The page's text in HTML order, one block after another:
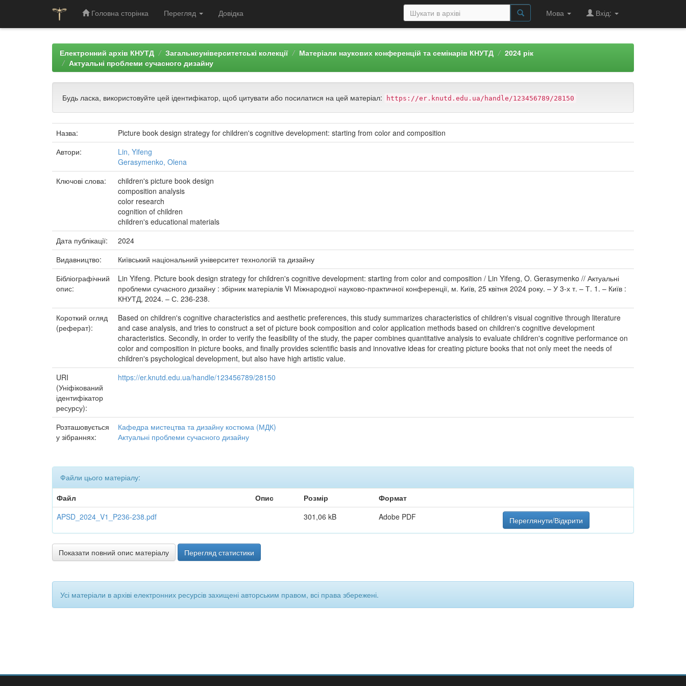
Головна сторінка Перегляд Довідка Мова Вхід:
Електронний архів КНУТД Загальноуніверситетські колекції Матеріали наукових конференцій та семінарів КНУТД
2024 рік
Актуальні проблеми сучасного дизайну
Будь ласка, використовуйте цей ідентифікатор, щоб цитувати або посилатися на цей матеріал: https://er.knutd.edu.ua/handle/123456789/28150
Назва:
Picture book design strategy for children's cognitive development: starting from color and composition
Автори:
Lin, Yifeng
Gerasymenko, Olena
Ключові слова:
children's picture book design
composition analysis
color research
cognition of children
children's educational materials
Дата публікації:
2024
Видавництво:
Київський національний університет технологій та дизайну
Бібліографічний
опис:
Lin Yifeng. Picture book design strategy for children's cognitive development: starting from color and composition / Lin Yifeng, O. Gerasymenko // Актуальні
проблеми сучасного дизайну : збірник матеріалів VІ Міжнародної науково-практичної конференції, м. Київ, 25 квітня 2024 року. – У 3-х т. – Т. 1. – Київ :
КНУТД, 2024. – С. 236-238.
Короткий огляд
(реферат):
Based on children's cognitive characteristics and aesthetic preferences, this study summarizes characteristics of children's visual cognitive through literature
and case analysis, and tries to construct a set of picture book composition and color application methods based on children's cognitive development
characteristics. Secondly, in order to verify the feasibility of the study, the paper combines quantitative analysis to evaluate children's cognitive performance on
color and composition in picture books, and finally provides scientific basis and innovative ideas for creating picture books that not only meet the needs of
children's psychological development, but also have high artistic value.
URI
(Уніфікований
ідентифікатор
ресурсу):
https://er.knutd.edu.ua/handle/123456789/28150
Розташовується
у зібраннях:
Кафедра мистецтва та дизайну костюма (МДК)
Актуальні проблеми сучасного дизайну
Файли цього матеріалу:
Файл
Опис Розмір
Формат
APSD_2024_V1_P236-238.pdf
301,06 kB Adobe PDF Переглянути/Відкрити
Показати повний опис матеріалу Перегляд статистики
Усі матеріали в архіві електронних ресурсів захищені авторським правом, всі права збережені.